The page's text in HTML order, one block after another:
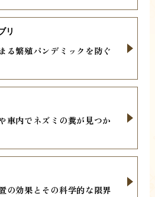
る繁殖パンデミックを防ぐ
リ
車内でネズミの糞が見つか
の効果とその科学的な限界